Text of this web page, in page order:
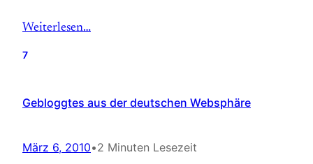
Weiterlesen…
7
Gebloggtes aus der deutschen Websphäre
März 6, 2010•2 Minuten Lesezeit